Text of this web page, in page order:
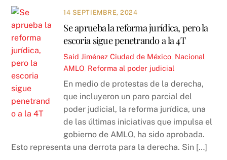
14 SEPTIEMBRE, 2024
Se aprueba la reforma jurídica, pero la
escoria sigue penetrando a la 4T
Said Jiménez Ciudad de México Nacional
AMLO Reforma al poder judicial
En medio de protestas de la derecha,
que incluyeron un paro parcial del
poder judicial, la reforma jurídica, una
de las últimas iniciativas que impulsa el
gobierno de AMLO, ha sido aprobada.
Esto representa una derrota para la derecha. Sin […]